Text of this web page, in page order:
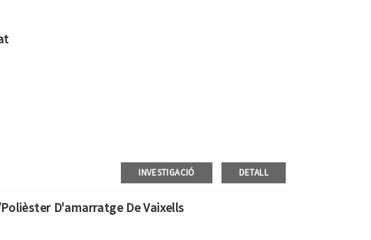
INVESTIGACIÓ DETALL
D'amarratge De Vaixells